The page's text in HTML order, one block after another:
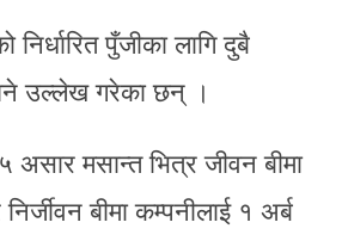
निर्धारित पुँजीका लागि दुबै
उल्लेख गरेका छन् ।
असार मसान्त भित्र जीवन बीमा
बीमा कम्पनीलाई १ अर्ब